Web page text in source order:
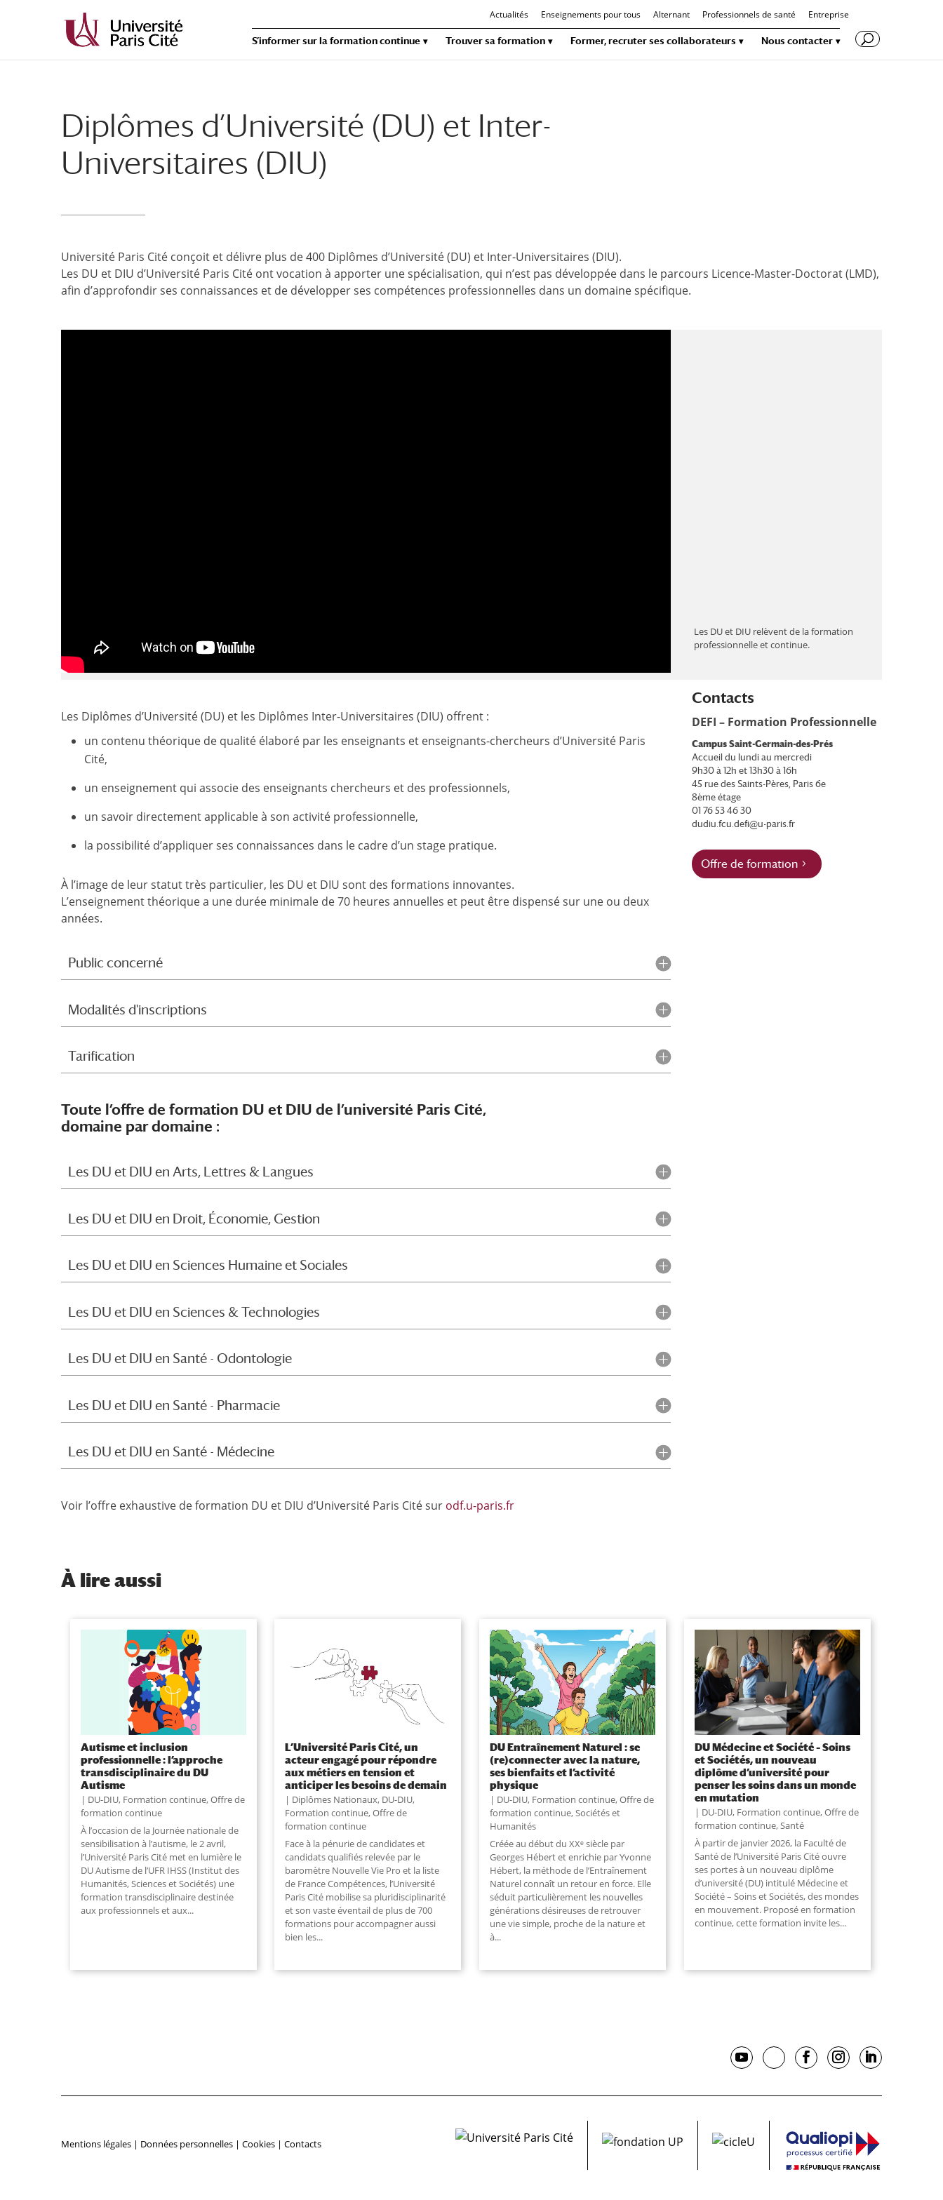
Actualités Enseignements pour tous Alternant Professionnels de santé Entreprise
S’informer sur la formation continue Trouver sa formation Former, recruter ses collaborateurs Nous contacter
Diplômes d’Université (DU) et Inter-
Universitaires (DIU)
Université Paris Cité conçoit et délivre plus de 400 Diplômes d’Université (DU) et Inter-Universitaires (DIU).
Les DU et DIU d’Université Paris Cité ont vocation à apporter une spécialisation, qui n’est pas développée dans le parcours Licence-Master-Doctorat (LMD),
afin d’approfondir ses connaissances et de développer ses compétences professionnelles dans un domaine spécifique.
Les DU et DIU relèvent de la formation
professionnelle et continue.
Les Diplômes d’Université (DU) et les Diplômes Inter-Universitaires (DIU) offrent :
un contenu théorique de qualité élaboré par les enseignants et enseignants-chercheurs d’Université Paris
Cité,
un enseignement qui associe des enseignants chercheurs et des professionnels,
un savoir directement applicable à son activité professionnelle,
la possibilité d’appliquer ses connaissances dans le cadre d’un stage pratique.
À l’image de leur statut très particulier, les DU et DIU sont des formations innovantes.
L’enseignement théorique a une durée minimale de 70 heures annuelles et peut être dispensé sur une ou deux
années.
Public concerné
Modalités d'inscriptions
Tarification
Toute l’offre de formation DU et DIU de l’université Paris Cité,
domaine par domaine :
Les DU et DIU en Arts, Lettres & Langues
Les DU et DIU en Droit, Économie, Gestion
Les DU et DIU en Sciences Humaine et Sociales
Les DU et DIU en Sciences & Technologies
Les DU et DIU en Santé - Odontologie
Les DU et DIU en Santé - Pharmacie
Les DU et DIU en Santé - Médecine
Voir l’offre exhaustive de formation DU et DIU d’Université Paris Cité sur odf.u-paris.fr
Contacts
DEFI – Formation Professionnelle
Campus Saint-Germain-des-Prés
Accueil du lundi au mercredi
9h30 à 12h et 13h30 à 16h
45 rue des Saints-Pères, Paris 6e
8ème étage
01 76 53 46 30
dudiu.fcu.defi@u-paris.fr
Offre de formation
À lire aussi
Autisme et inclusion
professionnelle : l’approche
transdisciplinaire du DU
Autisme
DU-DIU, Formation continue,Offre de
formation continue
À l’occasion de la Journée nationale de
sensibilisation à l’autisme, le 2 avril,
l’Université Paris Cité met en lumière le
DU Autisme de l’UFR IHSS (Institut des
Humanités, Sciences et Sociétés) une
formation transdisciplinaire destinée
aux professionnels et aux...
L’Université Paris Cité, un
acteur engagé pour répondre
aux métiers en tension et
anticiper les besoins de demain
Diplômes Nationaux, DU-DIU,
Formation continue,Offre de
formation continue
Face à la pénurie de candidates et
candidats qualifiés relevée par le
baromètre Nouvelle Vie Pro et la liste
de France Compétences, l’Université
Paris Cité mobilise sa pluridisciplinarité
et son vaste éventail de plus de 700
formations pour accompagner aussi
bien les...
DU Entraînement Naturel : se
(re)connecter avec la nature,
ses bienfaits et l’activité
physique
DU-DIU, Formation continue,Offre de
formation continue,Sociétés et
Humanités
Créée au début du XXᵉ siècle par
Georges Hébert et enrichie par Yvonne
Hébert, la méthode de l’Entraînement
Naturel connaît un retour en force. Elle
séduit particulièrement les nouvelles
générations désireuses de retrouver
une vie simple, proche de la nature et
à...
DU Médecine et Société – Soins
et Sociétés, un nouveau
diplôme d’université pour
penser les soins dans un monde
en mutation
DU-DIU, Formation continue,Offre de
formation continue,Santé
À partir de janvier 2026, la Faculté de
Santé de l’Université Paris Cité ouvre
ses portes à un nouveau diplôme
d’université (DU) intitulé Médecine et
Société – Soins et Sociétés, des mondes
en mouvement. Proposé en formation
continue, cette formation invite les...
Mentions légales | Données personnelles | Cookies | Contacts